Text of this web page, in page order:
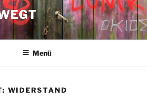
Menü
WIDERSTAND